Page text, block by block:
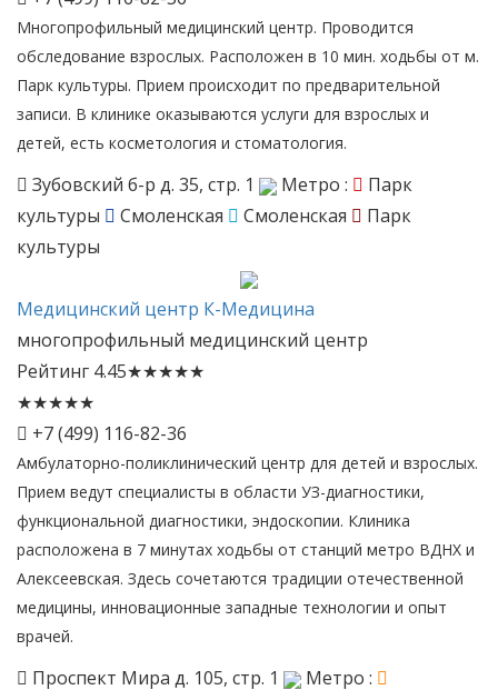
Многопрофильный медицинский центр. Проводится
обследование взрослых. Расположен в 10 мин. ходьбы от м.
Парк культуры. Прием происходит по предварительной
записи. В клинике оказываются услуги для взрослых и
детей, есть косметология и стоматология.
Зубовский б-р д. 35, стр. 1 Метро :
Парк
культуры
Смоленская Смоленская
Парк
культуры
Медицинский центр К-Медицина
многопрофильный медицинский центр
Рейтинг 4.45★★★★★
★★★★★
+7 (499) 116-82-36
Амбулаторно-поликлинический центр для детей и взрослых.
Прием ведут специалисты в области УЗ-диагностики,
функциональной диагностики, эндоскопии. Клиника
расположена в 7 минутах ходьбы от станций метро ВДНХ и
Алексеевская. Здесь сочетаются традиции отечественной
медицины, инновационные западные технологии и опыт
врачей.
Проспект Мира д. 105, стр. 1
Метро :